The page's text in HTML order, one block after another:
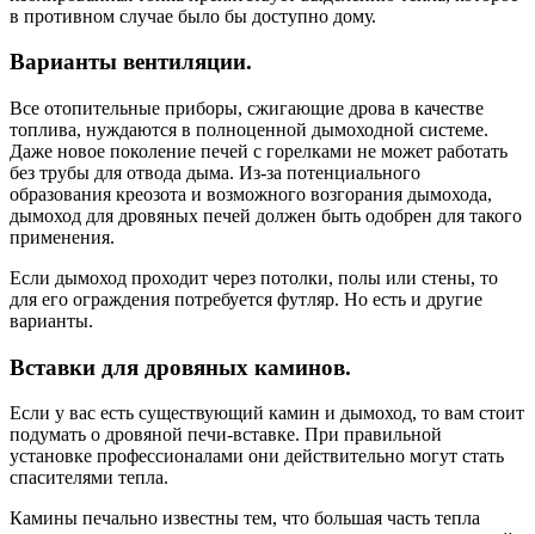
в противном случае было бы доступно дому.
Варианты вентиляции.
Все отопительные приборы, сжигающие дрова в качестве
топлива, нуждаются в полноценной дымоходной системе.
Даже новое поколение печей с горелками не может работать
без трубы для отвода дыма. Из-за потенциального
образования креозота и возможного возгорания дымохода,
дымоход для дровяных печей должен быть одобрен для такого
применения.
Если дымоход проходит через потолки, полы или стены, то
для его ограждения потребуется футляр. Но есть и другие
варианты.
Вставки для дровяных каминов.
Если у вас есть существующий камин и дымоход, то вам стоит
подумать о дровяной печи-вставке. При правильной
установке профессионалами они действительно могут стать
спасителями тепла.
Камины печально известны тем, что большая часть тепла